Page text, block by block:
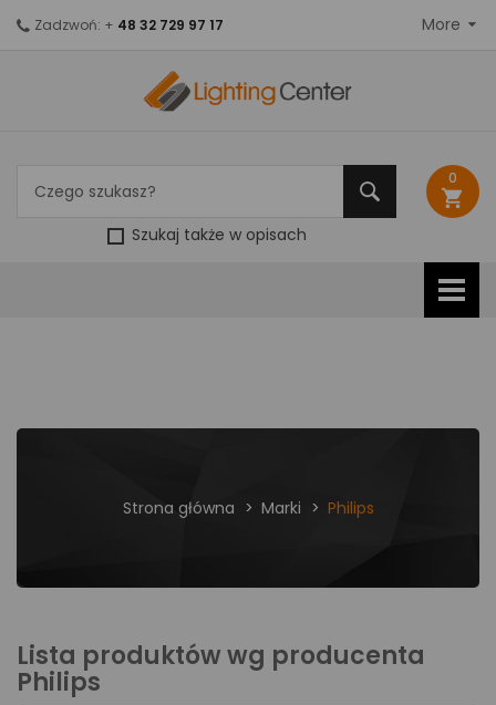
Szukaj także w opisach
0
shopping_cart
Zadzwoń: + 48 32 729 97 17 More
Strona główna Marki Philips
Lista produktów wg producenta
Philips